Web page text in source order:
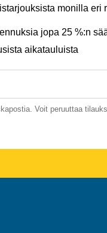
monilla eri
jopa 25 %:n
aikatauluista
Voit peruuttaa